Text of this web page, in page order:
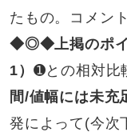
たもの。コメン
◆◎◆ 上掲のポ
1） ➊との相対比
間/値幅には未充
発によって(今次